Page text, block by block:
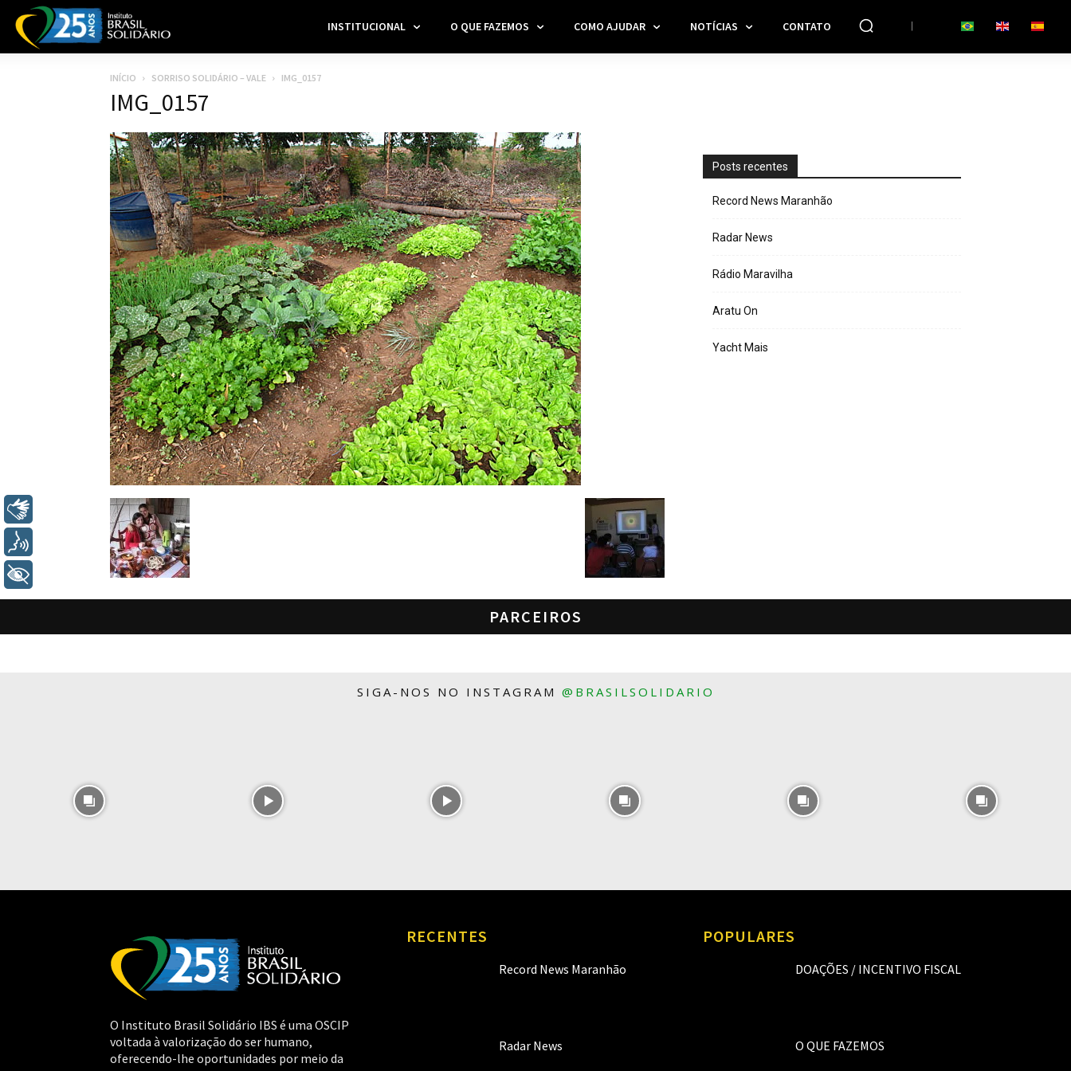
INSTITUCIONAL O QUE FAZEMOS COMO AJUDAR NOTÍCIAS CONTATO
INÍCIO SORRISO SOLIDÁRIO – VALE IMG_0157
IMG_0157
Posts recentes
Record News Maranhão
Radar News
Rádio Maravilha
Aratu On
Yacht Mais
PARCEIROS
SIGA-NOS NO INSTAGRAM @BRASILSOLIDARIO
O Instituto Brasil Solidário IBS é uma OSCIP
voltada à valorização do ser humano,
oferecendo-lhe oportunidades por meio da
RECENTES
Record News Maranhão
Radar News
POPULARES
DOAÇÕES / INCENTIVO FISCAL
O QUE FAZEMOS
+ Acessibilidade